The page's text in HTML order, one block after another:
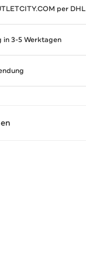
per DHL
in 3-5 Werktagen